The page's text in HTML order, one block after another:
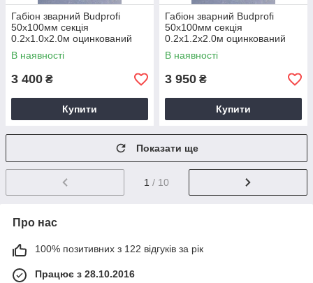
Габіон зварний Budprofi
50х100мм секція
0.2х1.0х2.0м оцинкований
для огорожі
В наявності
3 400 ₴
Купити
Габіон зварний Budprofi
50х100мм секція
0.2х1.2х2.0м оцинкований
для огорожі
В наявності
3 950 ₴
Купити
Показати ще
1 / 10
Про нас
100% позитивних з 122 відгуків за рік
Працює з 28.10.2016